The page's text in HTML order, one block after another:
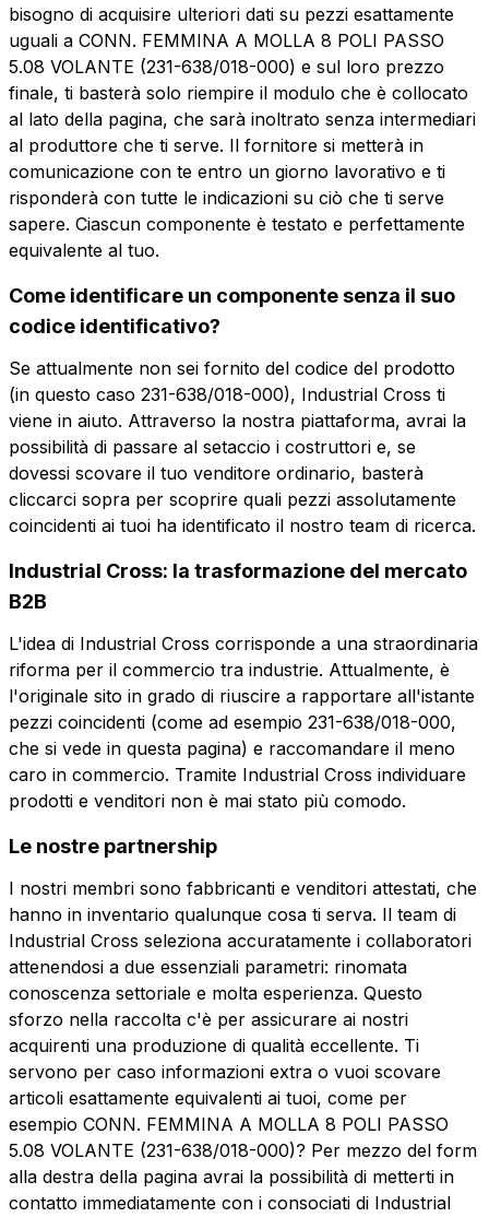
Nome
Telefono
Email
Note
Consenso profilazione Consenso terze parti
Invia la richiesta
CONN. FEMMINA A MOLLA 8 POLI
PASSO 5.08 VOLANTE
Scheda tecnica
Nome Telefono
Email
Note
obbligatorio
promozioni
profilazione
parti
bisogno di acquisire ulteriori dati su pezzi esattamente
uguali a CONN. FEMMINA A MOLLA 8 POLI PASSO
5.08 VOLANTE (231-638/018-000) e sul loro prezzo
finale, ti basterà solo riempire il modulo che è collocato
al lato della pagina, che sarà inoltrato senza intermediari
al produttore che ti serve. Il fornitore si metterà in
comunicazione con te entro un giorno lavorativo e ti
risponderà con tutte le indicazioni su ciò che ti serve
sapere. Ciascun componente è testato e perfettamente
equivalente al tuo.
Come identificare un componente senza il suo
codice identificativo?
Se attualmente non sei fornito del codice del prodotto
(in questo caso 231-638/018-000), Industrial Cross ti
viene in aiuto. Attraverso la nostra piattaforma, avrai la
possibilità di passare al setaccio i costruttori e, se
dovessi scovare il tuo venditore ordinario, basterà
cliccarci sopra per scoprire quali pezzi assolutamente
coincidenti ai tuoi ha identificato il nostro team di ricerca.
Industrial Cross: la trasformazione del mercato
B2B
L'idea di Industrial Cross corrisponde a una straordinaria
riforma per il commercio tra industrie. Attualmente, è
l'originale sito in grado di riuscire a rapportare all'istante
pezzi coincidenti (come ad esempio 231-638/018-000,
che si vede in questa pagina) e raccomandare il meno
caro in commercio. Tramite Industrial Cross individuare
prodotti e venditori non è mai stato più comodo.
Le nostre partnership
I nostri membri sono fabbricanti e venditori attestati, che
hanno in inventario qualunque cosa ti serva. Il team di
Industrial Cross seleziona accuratamente i collaboratori
attenendosi a due essenziali parametri: rinomata
conoscenza settoriale e molta esperienza. Questo
sforzo nella raccolta c'è per assicurare ai nostri
acquirenti una produzione di qualità eccellente. Ti
servono per caso informazioni extra o vuoi scovare
articoli esattamente equivalenti ai tuoi, come per
esempio CONN. FEMMINA A MOLLA 8 POLI PASSO
5.08 VOLANTE (231-638/018-000)? Per mezzo del form
alla destra della pagina avrai la possibilità di metterti in
contatto immediatamente con i consociati di Industrial